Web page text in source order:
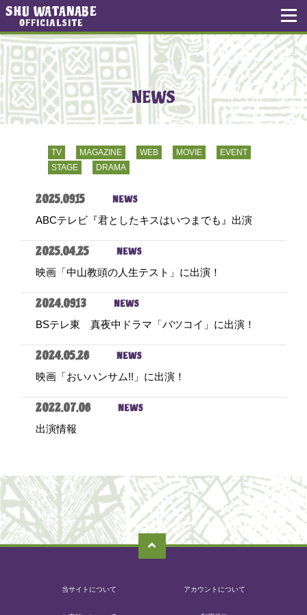
SHU WATANABE
OFFICIALSITE
NEWS
TV MAGAZINE WEB MOVIE
EVENT
STAGE
DRAMA
2025.09.15
NEWS
ABCテレビ『君としたキスはいつまでも』出演
2025.04.25
NEWS
映画「中山教頭の人生テスト」に出演！
2024.09.13
NEWS
BSテレ東 真夜中ドラマ「バツコイ」に出演！
2024.05.26
NEWS
映画「おいハンサム!!」に出演！
2022.07.06
NEWS
出演情報
当サイトについて アカウントについて